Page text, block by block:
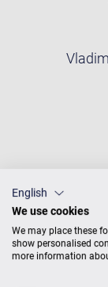
English
We use cookies
We may place these
show personalised
more information